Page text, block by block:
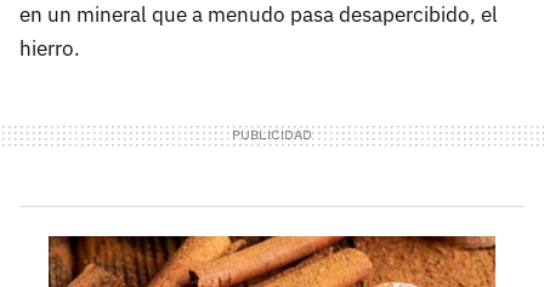
en un mineral que a menudo pasa desapercibido, el
hierro.